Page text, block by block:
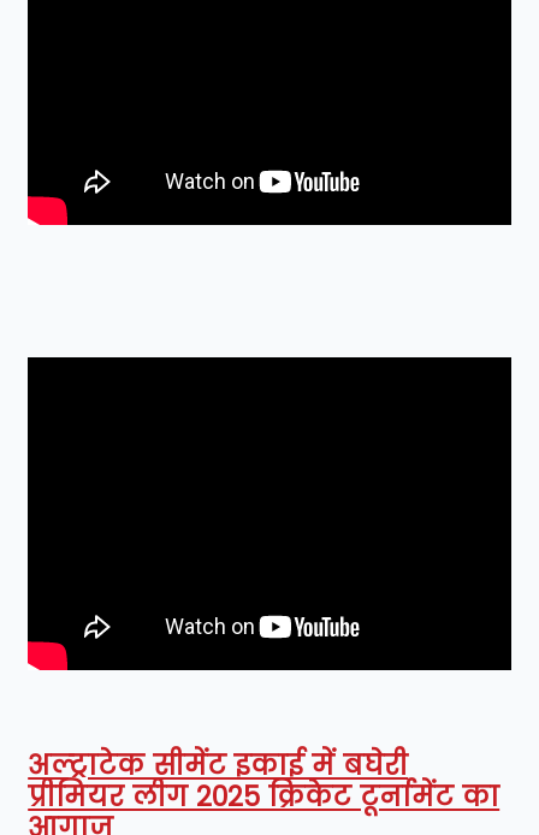
अल्ट्राटेक सीमेंट इकाई में बघेरी
प्रीमियर लीग 2025 क्रिकेट टूर्नामेंट का